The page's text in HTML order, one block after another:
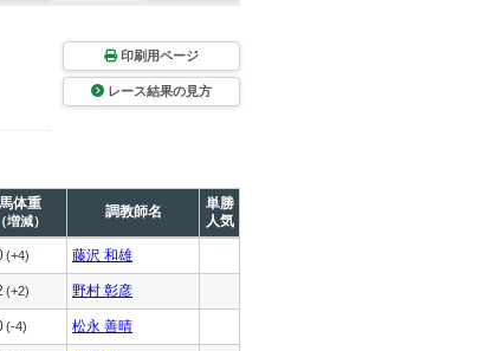
印刷用ページ
レース結果の見方
馬体重
（増減）
調教師名
単勝
人気
(+4) 藤沢 和雄
(+2) 野村 彰彦
(-4) 松永 善晴